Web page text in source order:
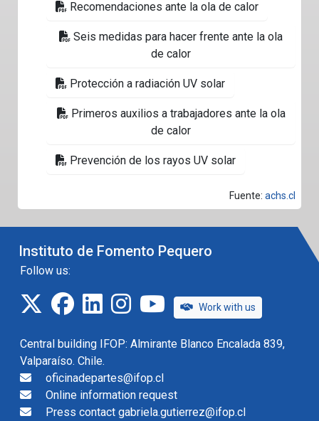
Recomendaciones ante la ola de calor
Seis medidas para hacer frente ante la ola
de calor
Protección a radiación UV solar
Primeros auxilios a trabajadores ante la ola
de calor
Prevención de los rayos UV solar
Fuente: achs.cl
Instituto de Fomento Pequero
Follow us:
twitterfacebook
linkedininstagramIFOP TV
Work with us
Central building IFOP: Almirante Blanco Encalada 839,
Valparaíso. Chile.
oficinadepartes@ifop.cl
Online information request
Press contact gabriela.gutierrez@ifop.cl